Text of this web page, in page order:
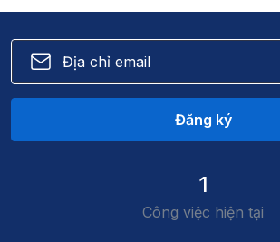
Đăng ký
1
Công việc hiện tại